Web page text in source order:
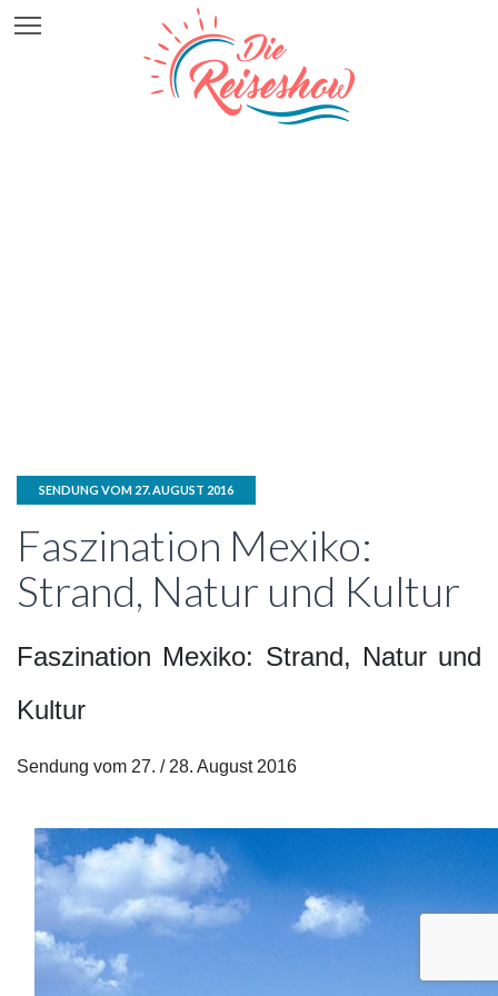
SENDUNG VOM 27. AUGUST 2016
Faszination Mexiko:
Strand, Natur und Kultur
Faszination Mexiko: Strand, Natur und
Kultur
Sendung vom 27. / 28. August 2016